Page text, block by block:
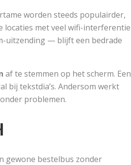
worden steeds populairder,
locaties met veel wifi-interferentie
uitzending — blijft een bedrade
af te stemmen op het scherm. Een
bij tekstdia’s. Andersom werkt
problemen.
gewone bestelbus zonder